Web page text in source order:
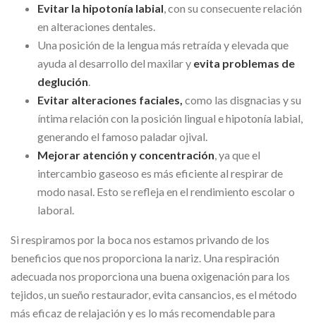
Evitar la hipotonía labial , con su consecuente relación
en alteraciones dentales.
Una posición de la lengua más retraída y elevada que
ayuda al desarrollo del maxilar y evita problemas de
deglución
Evitar alteraciones faciales, como las disgnacias y su
íntima relación con la posición lingual e hipotonía labial,
generando el famoso paladar ojival.
Mejorar atención y concentración , ya que el
intercambio gaseoso es más eficiente al respirar de
modo nasal. Esto se refleja en el rendimiento escolar o
laboral.
Si respiramos por la boca nos estamos privando de los
beneficios que nos proporciona la nariz. Una respiración
adecuada nos proporciona una buena oxigenación para los
tejidos, un sueño restaurador, evita cansancios, es el método
más eficaz de relajación y es lo más recomendable para